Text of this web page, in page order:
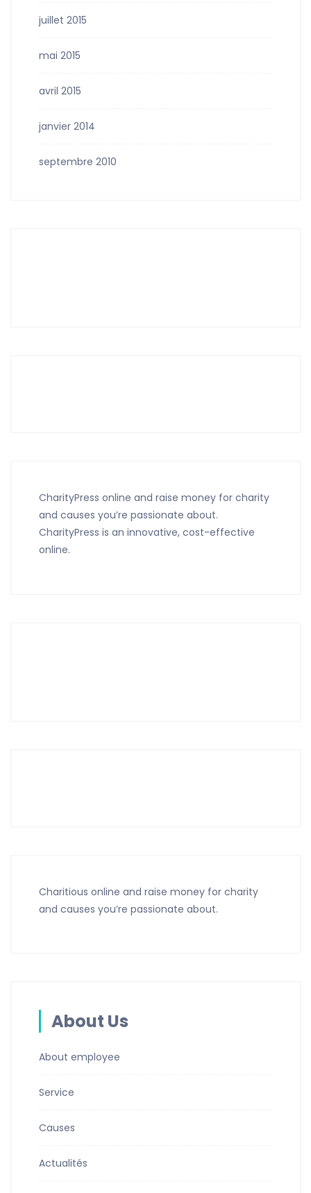
juillet 2015
mai 2015
avril 2015
janvier 2014
septembre 2010
CharityPress online and raise money for charity
and causes you’re passionate about.
CharityPress is an innovative, cost-effective
online.
Charitious online and raise money for charity
and causes you’re passionate about.
About Us
About employee
Service
Causes
Actualités